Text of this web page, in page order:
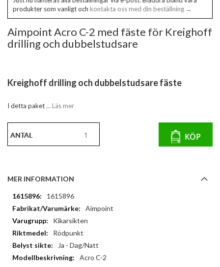
produkter som vanligt och kontakta oss med din beställning →
Aimpoint Acro C-2 med fäste för Kreighoff
drilling och dubbelstudsare
Kreighoff drilling och dubbelstudsare fäste
I detta paket... Läs mer
ANTAL KÖP
MER INFORMATION
Mer
information
1615896
Aimpoint
Kikarsikten
Rödpunkt
Ja - Dag/Natt
Acro C-2